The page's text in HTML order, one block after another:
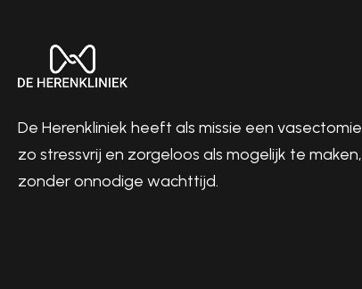
De Herenkliniek heeft als missie een vasectomie
zo stressvrij en zorgeloos als mogelijk te maken,
zonder onnodige wachttijd.